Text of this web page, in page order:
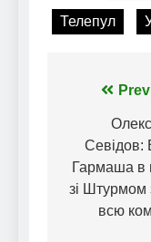
Телепул
записів
Севідов:
Гармаша в
зі Штурмом
всю